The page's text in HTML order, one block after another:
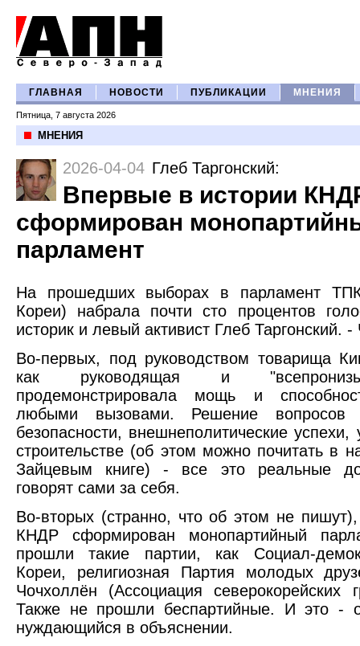
ГЛАВНАЯ НОВОСТИ ПУБЛИКАЦИИ МНЕНИЯ
Пятница, 7 августа 2026
МНЕНИЯ
2026-04-04 Глеб Таргонский:
Впервые в истории
сформирован
парламент
На прошедших выборах в парламент
Кореи) набрала почти сто процентов
историк и левый активист Глеб Таргонский. -
Во-первых, под руководством товарища
как руководящая и
продемонстрировала мощь и
любыми вызовами. Решение вопросов
безопасности, внешнеполитические
строительстве (об этом можно почитать в
Зайцевым книге) - все это реальные
говорят сами за себя.
Во-вторых (странно, что об этом не
КНДР сформирован монопартийный
прошли такие партии, как Социал-
Кореи, религиозная Партия молодых
Чочхоллён (Ассоциация
Также не прошли беспартийные. И это -
нуждающийся в объяснении.